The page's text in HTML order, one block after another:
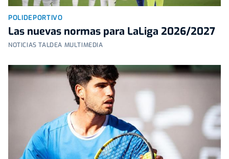
POLIDEPORTIVO
Las nuevas normas para LaLiga 2026/2027
NOTICIAS TALDEA MULTIMEDIA